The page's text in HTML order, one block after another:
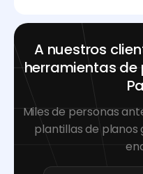
A nuestros
herramientas
Miles de personas
plantillas de planos